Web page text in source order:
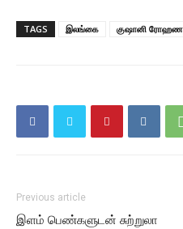
TAGS இலங்கை குஷானி
Previous article
இளம் பெண்களுடன் சுற்றுலா